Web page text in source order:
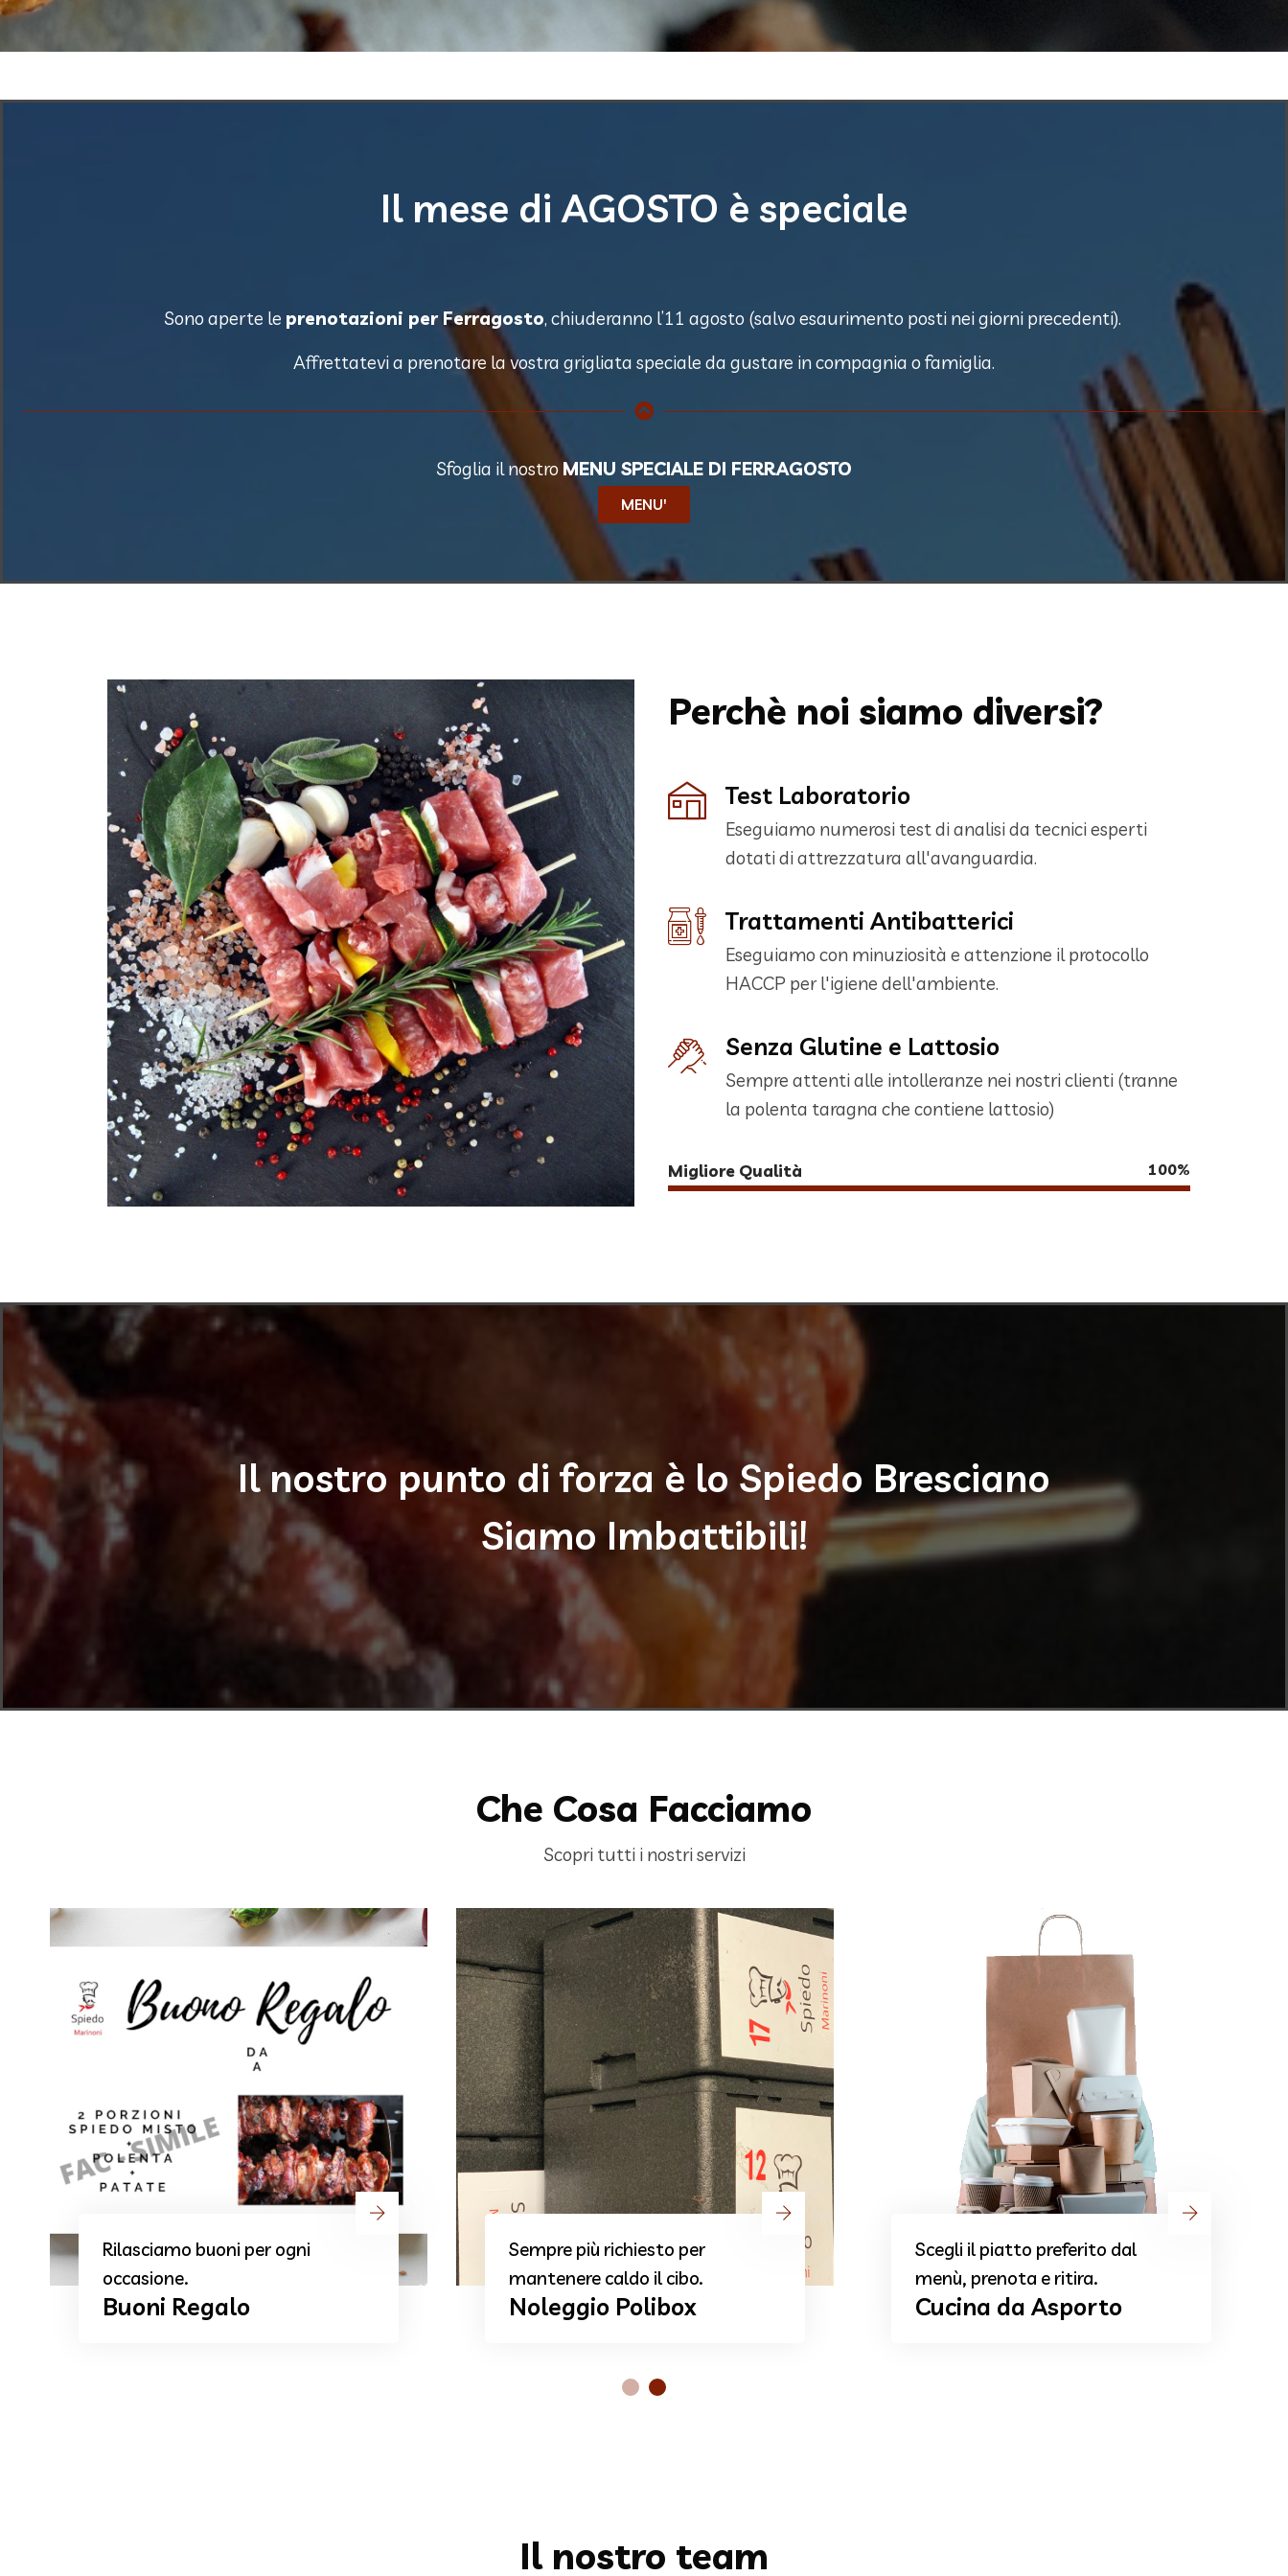
Il mese di AGOSTO è speciale
Sono aperte le prenotazioni per Ferragosto, chiuderanno l’11 agosto (salvo esaurimento posti nei giorni precedenti).
Affrettatevi a prenotare la vostra grigliata speciale da gustare in compagnia o famiglia.
Sfoglia il nostroMENU SPECIALE DI FERRAGOSTO
MENU'
Perchè noi siamo diversi?
Test Laboratorio
Eseguiamo numerosi test di analisi da tecnici esperti
dotati di attrezzatura all'avanguardia.
Trattamenti Antibatterici
Eseguiamo con minuziosità e attenzione il protocollo
HACCP per l'igiene dell'ambiente.
Senza Glutine e Lattosio
Sempre attenti alle intolleranze nei nostri clienti (tranne
la polenta taragna che contiene lattosio)
Migliore Qualità 100%
Il nostro punto di forza è lo Spiedo Bresciano
Siamo Imbattibili!
Che Cosa Facciamo
Scopri tutti i nostri servizi
Scegli il piatto preferito dal
Cucina da Asporto
Partecipiamo a feste, sagre.. e
tanto altro.
Feste ed Eventi
Rilasciamo buoni per ogni
occasione.
Buoni Regalo
Il nostro team